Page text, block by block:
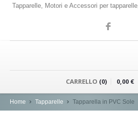
Tapparelle, Motori e Accessori per
PRENDERE LE MISURE
CARRELLO (0) 0,00 €
Home Tapparelle Tapparella in PVC Sole